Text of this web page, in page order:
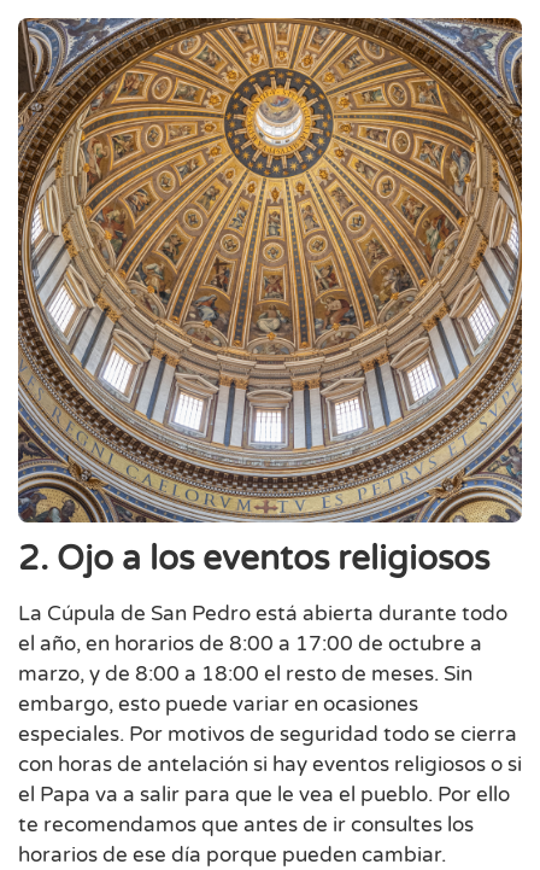
2. Ojo a los eventos religiosos
La Cúpula de San Pedro está abierta durante todo
el año, en horarios de 8:00 a 17:00 de octubre a
marzo, y de 8:00 a 18:00 el resto de meses. Sin
embargo, esto puede variar en ocasiones
especiales. Por motivos de seguridad todo se cierra
con horas de antelación si hay eventos religiosos o si
el Papa va a salir para que le vea el pueblo. Por ello
te recomendamos que antes de ir consultes los
horarios de ese día porque pueden cambiar.